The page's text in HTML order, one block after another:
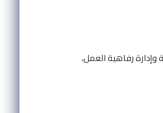
وإدارة رفاهية العمل،